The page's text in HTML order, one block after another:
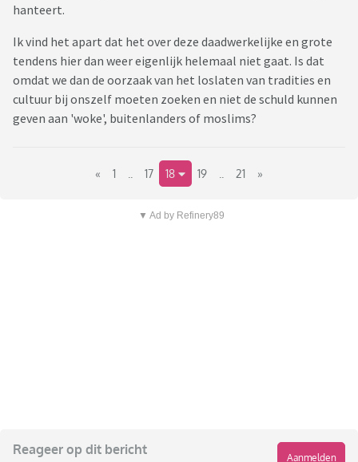
hanteert.
Ik vind het apart dat het over deze daadwerkelijke en grote
tendens hier dan weer eigenlijk helemaal niet gaat. Is dat
omdat we dan de oorzaak van het loslaten van tradities en
cultuur bij onszelf moeten zoeken en niet de schuld kunnen
geven aan 'woke', buitenlanders of moslims?
« 1 17 18 19 21 »
▼ Ad by Refinery89
Reageer op dit bericht
Aanmelden